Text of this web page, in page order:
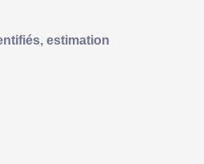
estimation